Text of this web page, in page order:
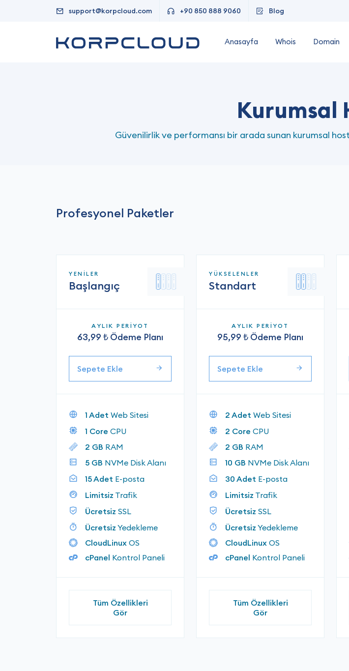
support@korpcloud.com +90 850 888 9060 Blog
Anasayfa Whois Domain
Kurumsal
Güvenilirlik ve performansı bir arada sunan kurumsal
Profesyonel Paketler
YENİLER
Başlangıç
AYLIK PERİYOT
63,99 ₺ Ödeme Planı
Sepete Ekle
1 Adet Web Sitesi
1 Core CPU
2 GB RAM
5 GB NVMe Disk Alanı
15 Adet E-posta
Limitsiz Trafik
Ücretsiz SSL
Ücretsiz Yedekleme
CloudLinux OS
cPanel Kontrol Paneli
Tüm Özellikleri
Gör
YÜKSELENLER
Standart
AYLIK PERİYOT
95,99 ₺ Ödeme Planı
Sepete Ekle
2 Adet Web Sitesi
2 Core CPU
2 GB RAM
10 GB NVMe Disk Alanı
30 Adet E-posta
Limitsiz Trafik
Ücretsiz SSL
Ücretsiz Yedekleme
CloudLinux OS
cPanel Kontrol Paneli
Tüm Özellikleri
Gör